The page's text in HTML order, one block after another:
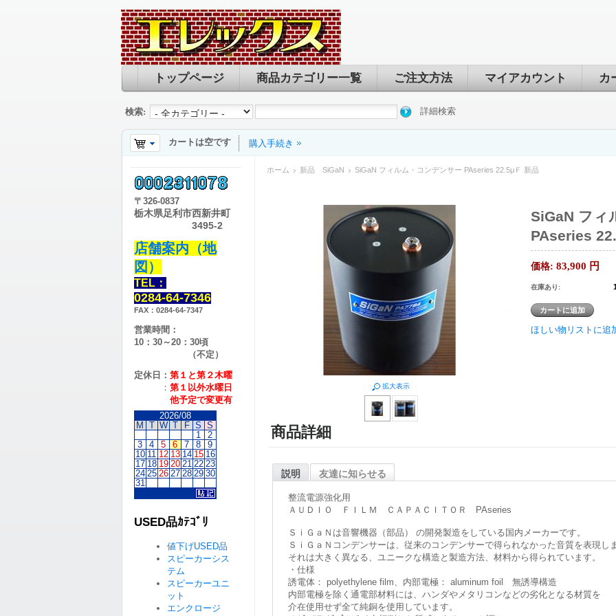
トップページ 商品カテゴリー一覧 ご注文方法 マイアカウント カ
検索: 詳細検索
カートは空です 購入手続き
ホーム 新品 SiGaN SiGaN フィルム・コンデンサー PAseries 22.5μＦ 新品
拡大表示
SiGaN フィ
PAseries
価格: 83,900 円
在庫あり:
ほしい物リストに追
商品詳細
説明 友達に知らせる
整流電源強化用
ＡＵＤＩＯ ＦＩＬＭ ＣＡＰＡＣＩＴＯＲ PAseries
ＳｉＧａＮは音響機器（部品） の開発製造をしている国内メーカーです。
ＳｉＧａＮコンデンサーは、従来のコンデンサーで得られなかった音質を表現しま
それは大きく異なる、ユニークな構造と製造方法、材料から得られています。
・仕様
誘電体： polyethylene film、内部電極： aluminum foil 無誘導構造
内部電極を除く通電部材料には、ハンダやメタリコンなどの劣化となる材質を
介在使用せず全て純銅を使用しています。
〒 326-0837
栃木県足利市西新井町
3495-2
店舗案内（地
図）
TEL：
0284-64-7346
FAX：0284-64-7347
営業時間：
10：30～20：30頃
（不定）
定休日： 第１と第２木曜
： 第１以外水曜日
他予定で変更有
2026/08
M
T W T F S S
1
2
3
4 5 6 7 8
9
10 11 12 13 14 15 16
17 18 19 20 21 22 23
24 25 26 27 28 29 30
31
USED品ｶﾃｺﾞﾘ
値下げUSED品
スピーカーシス
テム
スピーカーユニ
ット
エンクロージ